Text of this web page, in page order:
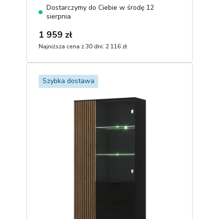
Dostarczymy do Ciebie w środę 12
sierpnia
1 959 zł
Najniższa cena z 30 dni: 2 116 zł
1
Szybka dostawa